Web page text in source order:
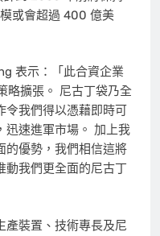
或會超過 400 億美
表示：「此合資企業
略擴張。 尼古丁袋乃全
令我們得以憑藉即時可
迅速進軍市場。 加上我
的優勢，我們相信這將
動我們更全面的尼古丁
產裝置、技術專長及尼